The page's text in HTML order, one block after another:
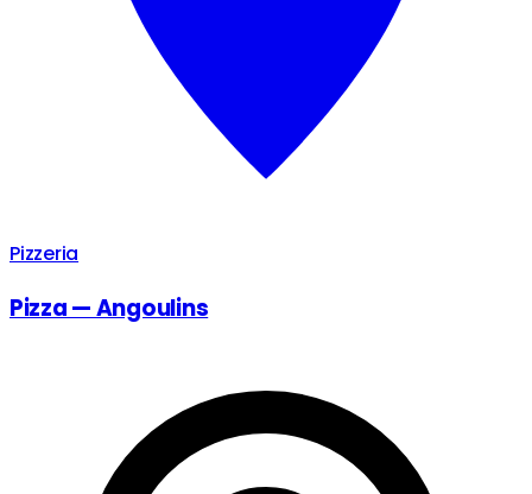
Pizzeria
Pizza — Angoulins